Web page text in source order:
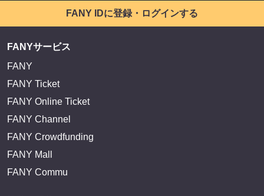
FANY IDに登録・ログインする
FANYサービス
FANY
FANY Ticket
FANY Online Ticket
FANY Channel
FANY Crowdfunding
FANY Mall
FANY Commu